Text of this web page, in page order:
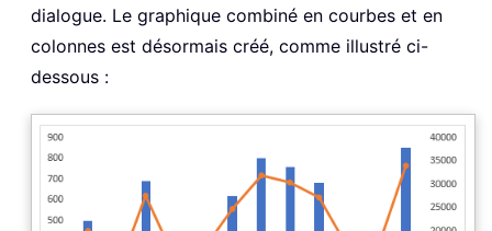
dialogue. Le graphique combiné en courbes et en
colonnes est désormais créé, comme illustré ci-
dessous :